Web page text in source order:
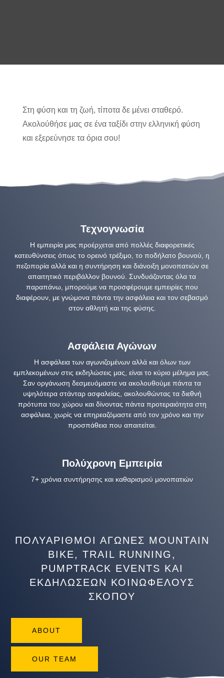
MOVE
Motivate
Στη φύση και τη ζωή, τίποτα δε μένει σταθερό.
Ακολούθήσε μας σε ένα ταξίδι στην ελληνική φύση
και εξερεύνησε τα όρια σου!
Τεχνογνωσία
Η εμπειρία μας προέρχεται από πολλές διαφορετικές
κατευθύνσεις όπως το ορεινό τρέξιμο, το ποδήλατο βουνού, η
πεζοπορία αλλά και η συντήρηση και διάνοιξη μονοπατιών σε
απαιτητικό περιβάλλον βουνού. Συνδυάζοντας όλα τα
παραπάνω, μπορούμε να προσφέρουμε εμπειρίες που
διαφέρουν, με γνώμονα πάντα την ασφάλεια και τον σεβασμό
στον αθλητή και της φύσης.
Ασφάλεια Αγώνων
Η ασφάλεια των αγωνιζομένων αλλά και όλων των
εμπλεκομένων στις εκδηλώσεις μας, είναι το κύριο μέλημα μας.
Σαν οργάνωση δεσμευόμαστε να ακολουθούμε πάντα τα
υψηλότερα στάνταρ ασφαλείας, ακολουθώντας τα διεθνή
πρότυπα του χώρου και δίνοντας πάντα προτεραιότητα στη
ασφάλεια, χωρίς να επηρεαζόμαστε από τον χρόνο και την
προσπάθεια που απαιτείται.
Πολύχρονη Εμπειρία
7+ χρόνια συντήρησης και καθαρισμού μονοπατιών
ΠΟΛΥΆΡΙΘΜΟΙ ΑΓΏΝΕΣ MOUNTAIN
BIKE, TRAIL RUNNING,
PUMPTRACK EVENTS ΚΑΙ
ΕΚΔΗΛΏΣΕΩΝ ΚΟΙΝΩΦΕΛΟΎΣ
ΣΚΟΠΟΎ
ABOUT
OUR TEAM